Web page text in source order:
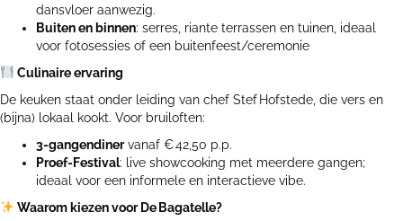
dansvloer aanwezig.
Buiten en binnen: serres, riante terrassen en tuinen, ideaal
voor fotosessies of een buitenfeest/ceremonie
Culinaire ervaring
De keuken staat onder leiding van chef Stef Hofstede, die vers en
(bijna) lokaal kookt. Voor bruiloften:
3‑gangendinervanaf € 42,50 p.p.
Proef‑Festival: live showcooking met meerdere gangen;
ideaal voor een informele en interactieve vibe.
Waarom kiezen voor DeBagatelle?